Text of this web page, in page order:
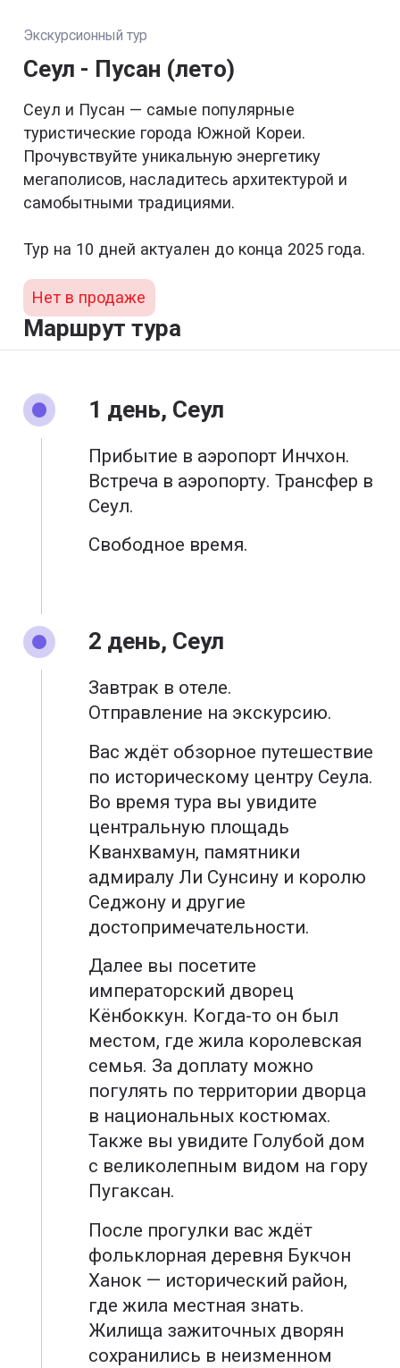
Экскурсионный тур
Сеул - Пусан (лето)
Сеул и Пусан — самые популярные
туристические города Южной Кореи.
Прочувствуйте уникальную энергетику
мегаполисов, насладитесь архитектурой и
самобытными традициями.
Тур на 10 дней актуален до конца 2025 года.
Нет в продаже
Маршрут тура
1 день, Сеул
Прибытие в аэропорт Инчхон.
Встреча в аэропорту. Трансфер в
Сеул.
Свободное время.
2 день, Сеул
Завтрак в отеле.
Отправление на экскурсию.
Вас ждёт обзорное путешествие
по историческому центру Сеула.
Во время тура вы увидите
центральную площадь
Кванхвамун, памятники
адмиралу Ли Сунсину и королю
Седжону и другие
достопримечательности.
Далее вы посетите
императорский дворец
Кёнбоккун. Когда-то он был
местом, где жила королевская
семья. За доплату можно
погулять по территории дворца
в национальных костюмах.
Также вы увидите Голубой дом
с великолепным видом на гору
Пугаксан.
После прогулки вас ждёт
фольклорная деревня Букчон
Ханок — исторический район,
где жила местная знать.
Жилища зажиточных дворян
сохранились в неизменном